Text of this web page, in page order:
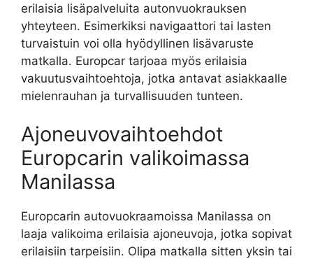
erilaisia lisäpalveluita autonvuokrauksen
yhteyteen. Esimerkiksi navigaattori tai lasten
turvaistuin voi olla hyödyllinen lisävaruste
matkalla. Europcar tarjoaa myös erilaisia
vakuutusvaihtoehtoja, jotka antavat asiakkaalle
mielenrauhan ja turvallisuuden tunteen.
Ajoneuvovaihtoehdot
Europcarin valikoimassa
Manilassa
Europcarin autovuokraamoissa Manilassa on
laaja valikoima erilaisia ajoneuvoja, jotka sopivat
erilaisiin tarpeisiin. Olipa matkalla sitten yksin tai